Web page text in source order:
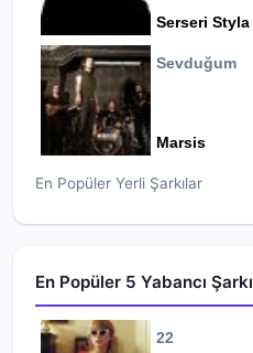
Serseri Styla
Sevduğum
Marsis
En Popüler Yerli Şarkılar
En Popüler 5 Yabancı Şarkı
22